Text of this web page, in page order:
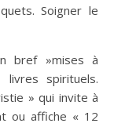
Soigner le
bref »mises à
spirituels.
» qui invite à
ou affiche « 12